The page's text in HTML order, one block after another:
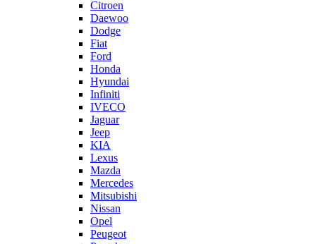
Citroen
Daewoo
Dodge
Fiat
Ford
Honda
Hyundai
Infiniti
IVECO
Jaguar
Jeep
KIA
Lexus
Mazda
Mercedes
Mitsubishi
Nissan
Opel
Peugeot